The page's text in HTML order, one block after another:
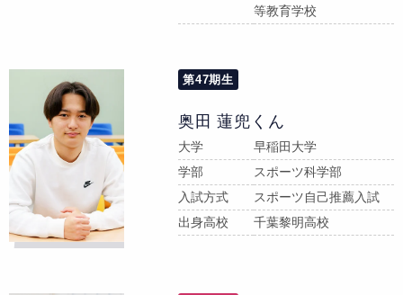
等教育学校
第47期生
奥田 蓮兜くん
大学
早稲田大学
学部
スポーツ科学部
入試方式
スポーツ自己推薦入試
出身高校
千葉黎明高校